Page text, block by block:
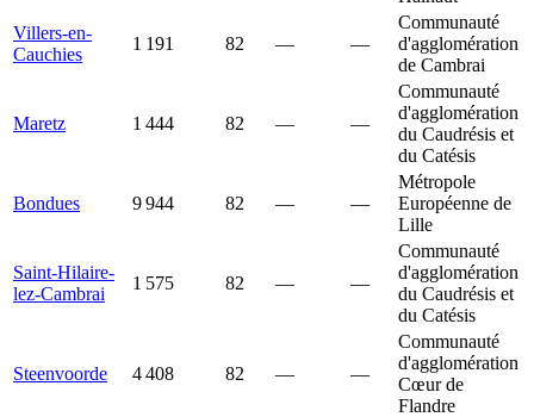
Villers-en-
Cauchies
1 191 82 — —
Communauté
d'agglomération
de Cambrai
Maretz 1 444 82 — —
Communauté
d'agglomération
du Caudrésis et
du Catésis
Bondues 9 944 82 — —
Métropole
Européenne de
Lille
Saint-Hilaire-
lez-Cambrai
1 575 82 — —
Communauté
d'agglomération
du Caudrésis et
du Catésis
Steenvoorde 4 408 82 — —
Communauté
d'agglomération
Cœur de
Flandre